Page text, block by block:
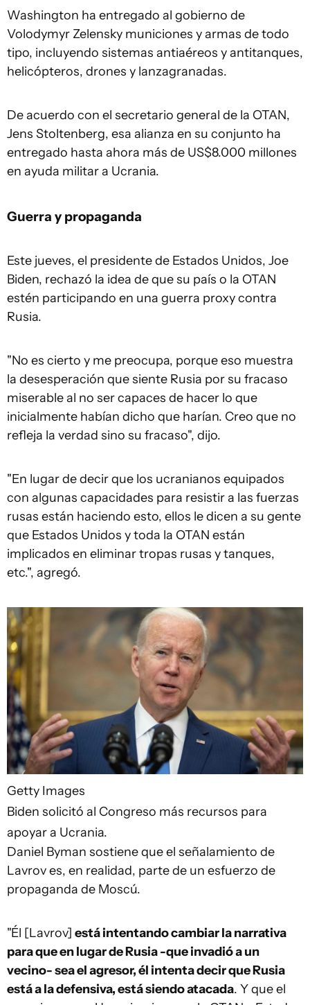
Washington ha entregado al gobierno de
Volodymyr Zelensky municiones y armas de todo
tipo, incluyendo sistemas antiaéreos y antitanques,
helicópteros, drones y lanzagranadas.
De acuerdo con el secretario general de la OTAN,
Jens Stoltenberg, esa alianza en su conjunto ha
entregado hasta ahora más de US$8.000 millones
en ayuda militar a Ucrania.
Guerra y propaganda
Este jueves, el presidente de Estados Unidos, Joe
Biden, rechazó la idea de que su país o la OTAN
estén participando en una guerra proxy contra
Rusia.
"No es cierto y me preocupa, porque eso muestra
la desesperación que siente Rusia por su fracaso
miserable al no ser capaces de hacer lo que
inicialmente habían dicho que harían. Creo que no
refleja la verdad sino su fracaso", dijo.
"En lugar de decir que los ucranianos equipados
con algunas capacidades para resistir a las fuerzas
rusas están haciendo esto, ellos le dicen a su gente
que Estados Unidos y toda la OTAN están
implicados en eliminar tropas rusas y tanques,
etc.", agregó.
Getty Images
Biden solicitó al Congreso más recursos para
apoyar a Ucrania.
Daniel Byman sostiene que el señalamiento de
Lavrov es, en realidad, parte de un esfuerzo de
propaganda de Moscú.
"Él [Lavrov] está intentando cambiar la narrativa
para que en lugar de Rusia -que invadió a un
vecino- sea el agresor, él intenta decir que Rusia
está a la defensiva, está siendo atacada. Y que el